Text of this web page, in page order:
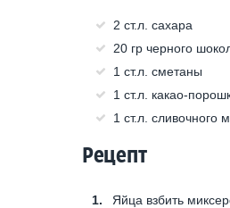
2 ст.л. сахара
20 гр черного
1 ст.л. сметаны
1 ст.л. какао-
1 ст.л. сливочного
Рецепт
Яйца взбить